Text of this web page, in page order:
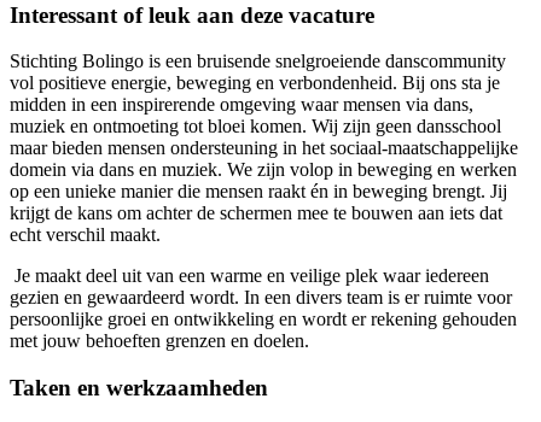
Interessant of leuk aan deze vacature
Stichting Bolingo is een bruisende snelgroeiende danscommunity
vol positieve energie, beweging en verbondenheid. Bij ons sta je
midden in een inspirerende omgeving waar mensen via dans,
muziek en ontmoeting tot bloei komen. Wij zijn geen dansschool
maar bieden mensen ondersteuning in het sociaal-maatschappelijke
domein via dans en muziek. We zijn volop in beweging en werken
op een unieke manier die mensen raakt én in beweging brengt. Jij
krijgt de kans om achter de schermen mee te bouwen aan iets dat
echt verschil maakt.
Je maakt deel uit van een warme en veilige plek waar iedereen
gezien en gewaardeerd wordt. In een divers team is er ruimte voor
persoonlijke groei en ontwikkeling en wordt er rekening gehouden
met jouw behoeften grenzen en doelen.
Taken en werkzaamheden